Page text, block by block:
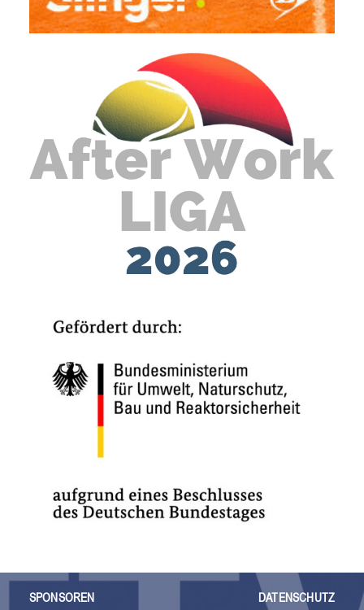
SPONSOREN
DATENSCHUTZ